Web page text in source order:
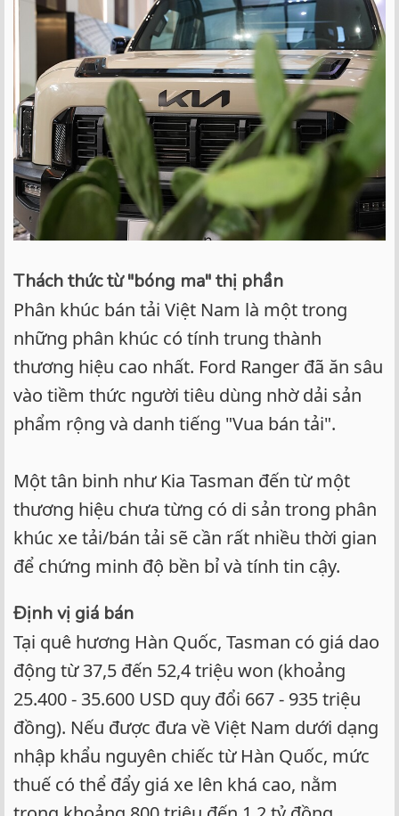
Thách thức từ "bóng ma" thị phần
Phân khúc bán tải Việt Nam là một trong
những phân khúc có tính trung thành
thương hiệu cao nhất. Ford Ranger đã ăn sâu
vào tiềm thức người tiêu dùng nhờ dải sản
phẩm rộng và danh tiếng "Vua bán tải".
Một tân binh như Kia Tasman đến từ một
thương hiệu chưa từng có di sản trong phân
khúc xe tải/bán tải sẽ cần rất nhiều thời gian
để chứng minh độ bền bỉ và tính tin cậy.
Định vị giá bán
Tại quê hương Hàn Quốc, Tasman có giá dao
động từ 37,5 đến 52,4 triệu won (khoảng
25.400 - 35.600 USD quy đổi 667 - 935 triệu
đồng). Nếu được đưa về Việt Nam dưới dạng
nhập khẩu nguyên chiếc từ Hàn Quốc, mức
thuế có thể đẩy giá xe lên khá cao, nằm